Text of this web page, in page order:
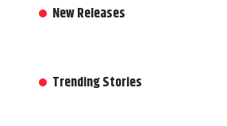
New Releases
Trending Stories